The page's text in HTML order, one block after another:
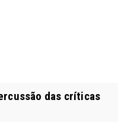
das críticas